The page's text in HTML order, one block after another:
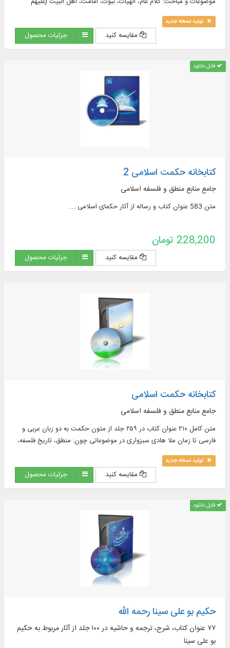
السلام)، معاد، تاریخ کلام، روایات کلامی و ...
تولید نسخه جدید
مقایسه کنید جزئیات محصول
قابل دانلود
کتابخانه حکمت اسلامی 2
جامع منابع منطق و فلسفه اسلامی
متن 583 عنوان کتاب و رساله از آثار حکمای اسلامی ...
228,200 تومان
مقایسه کنید جزئیات محصول
کتابخانه حکمت اسلامی
جامع منابع منطق و فلسفه اسلامی
متن کامل ۲۱۰ عنوان کتاب در ۲۵۹ جلد از متون حکمت به دو زبان عربی و
فارسی تا زمان ملا هادی سبزواری در موضوعاتی چون: منطق، تاریخ فلسفه،
حکمت افلاطونی و نو افلاطونی، حکمت مشاء و ...
تولید نسخه جدید
مقایسه کنید جزئیات محصول
قابل دانلود
حکیم بو علی سینا رحمه الله
۷۷ عنوان کتاب، شرح، ترجمه و حاشیه در ۱۰۰ جلد از آثار مربوط به حکیم
بو علی سینا